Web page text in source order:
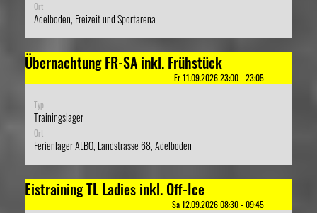
Ort
Adelboden, Freizeit und Sportarena
Übernachtung FR-SA inkl. Frühstück
Fr 11.09.2026 23:00 - 23:05
Typ
Trainingslager
Ort
Ferienlager ALBO, Landstrasse 68, Adelboden
Eistraining TL Ladies inkl. Off-Ice
Sa 12.09.2026 08:30 - 09:45